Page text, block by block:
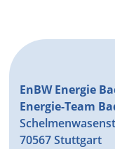
EnBW Energie
Energie-Team
70567 Stuttgart